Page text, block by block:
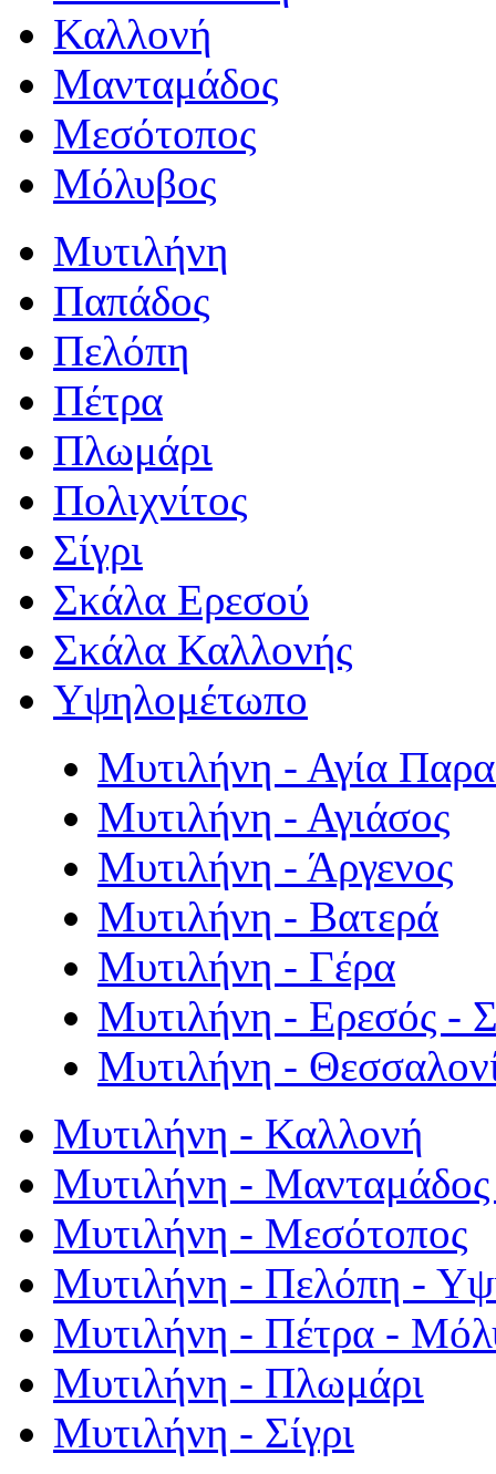
Καλλονή
Μανταμάδος
Μεσότοπος
Μόλυβος
Μυτιλήνη
Παπάδος
Πελόπη
Πέτρα
Πλωμάρι
Πολιχνίτος
Σίγρι
Σκάλα Ερεσού
Σκάλα Καλλονής
Υψηλομέτωπο
Μυτιλήνη - Αγία
Μυτιλήνη - Αγιάσος
Μυτιλήνη - Άργενος
Μυτιλήνη - Βατερά
Μυτιλήνη - Γέρα
Μυτιλήνη - Ερεσός -
Μυτιλήνη -
Μυτιλήνη - Καλλονή
Μυτιλήνη - Μανταμάδος
Μυτιλήνη - Μεσότοπος
Μυτιλήνη - Πελόπη -
Μυτιλήνη - Πέτρα -
Μυτιλήνη - Πλωμάρι
Μυτιλήνη - Σίγρι